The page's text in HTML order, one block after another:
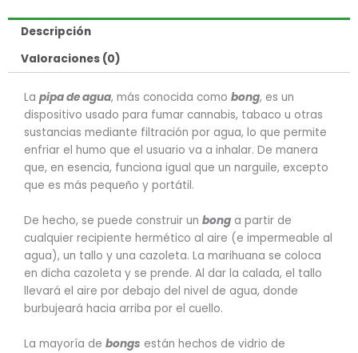
Descripción
Valoraciones (0)
La pipa de agua, más conocida como bong, es un
dispositivo usado para fumar cannabis, tabaco u otras
sustancias mediante filtración por agua, lo que permite
enfriar el humo que el usuario va a inhalar. De manera
que, en esencia, funciona igual que un narguile, excepto
que es más pequeño y portátil.
De hecho, se puede construir un bong a partir de
cualquier recipiente hermético al aire (e impermeable al
agua), un tallo y una cazoleta.​ La marihuana se coloca
en dicha cazoleta y se prende. Al dar la calada, el tallo
llevará el aire por debajo del nivel de agua, donde
burbujeará hacia arriba por el cuello.
La mayoría de bongs están hechos de vidrio de